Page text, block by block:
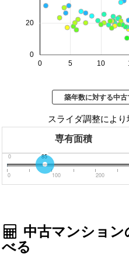
0 5 10
0
20
築年数に対する中
スライダ調整によ
専有面積
0 85
0 100 200
中古マンショ
べる